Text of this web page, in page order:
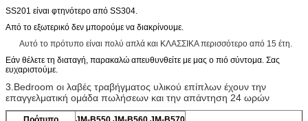
SS201 είναι φτηνότερο από SS304.
Από το εξωτερικό δεν μπορούμε να διακρίνουμε.
Αυτό το πρότυπο είναι πολύ απλά και ΚΛΑΣΣΙΚΑ περισσότερο από 15 έτη.
Εάν θέλετε τη διαταγή, παρακαλώ απευθυνθείτε με μας ο πιό σύντομα. Σας
ευχαριστούμε.
3.Bedroom οι λαβές τραβήγματος υλικού επίπλων έχουν την
επαγγελματική ομάδα πωλήσεων και την απάντηση 24 ωρών